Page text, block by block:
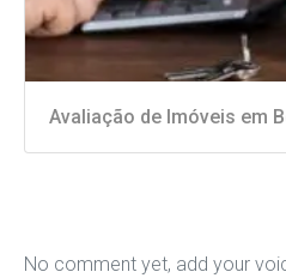
Avaliação de Imóveis em
No comment yet, add your